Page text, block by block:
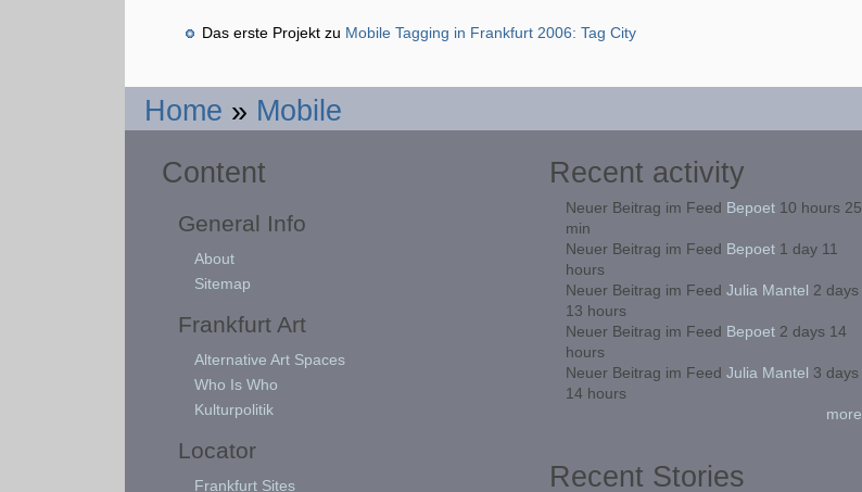
Das erste Projekt zu Mobile Tagging in Frankfurt 2006: Tag City
Home » Mobile
Content
General Info
About
Sitemap
Frankfurt Art
Alternative Art Spaces
Who Is Who
Kulturpolitik
Locator
Frankfurt Sites
Recent activity
Neuer Beitrag im Feed Bepoet10 hours 25
min
Neuer Beitrag im Feed Bepoet1 day 11
hours
Neuer Beitrag im Feed Julia Mantel 2 days
13 hours
Neuer Beitrag im Feed Bepoet2 days 14
hours
Neuer Beitrag im Feed Julia Mantel 3 days
14 hours
more
Recent Stories